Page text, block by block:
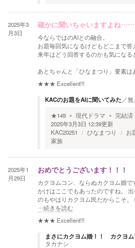
2025年3
月3日
確かに聞いちゃいますよね……
今ならではのAIとの融合。
お題毎回気になるけどもどこまで答
来年はどう回答するのかも気になる
あとちゃんと「ひなまつり」要素は
★★★ Excellent!!!
KACのお題をAIに聞いてみた ／無
★149 現代ドラマ 完結済
2025年3月3日 12:39更新
KAC20251
ひなまつり お
家族
2025年1
月29日
おめでとうございます！！！
カクヨムコン、ならぬカクヨム婚
かけはここでもあったのですね。
のもやはりカクヨム民だからこそ。
…続きを読む
★★★ Excellent!!!
まさにカクヨム婚！！ カクヨ
タカナシ